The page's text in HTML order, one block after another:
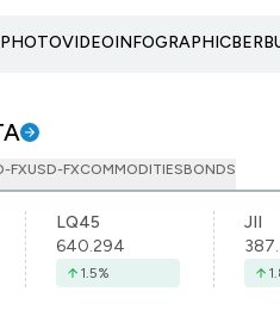
PHOTOVIDEOINFOGRAPHIC
FXUSD-FXCOMMODITIESBONDS
LQ45
640.294
1.5%
JII